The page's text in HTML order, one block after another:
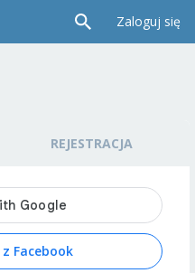
Zaloguj się
REJESTRACJA
Facebook